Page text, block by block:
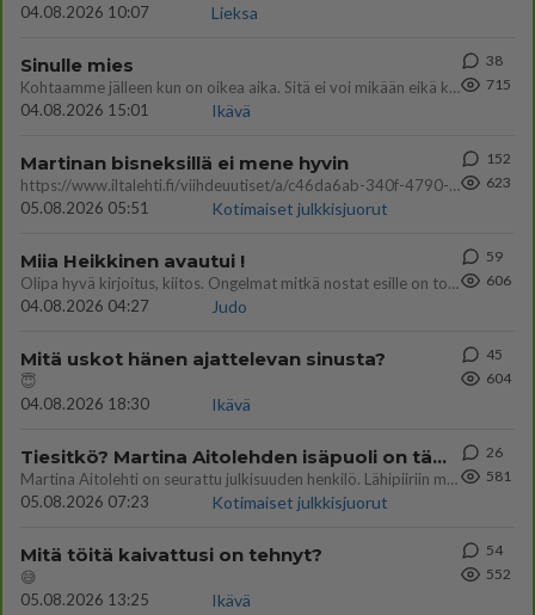
04.08.2026 10:07
Lieksa
Sinulle mies
Kohtaamme jälleen kun on oikea aika. Sitä ei voi mikään eikä kukaan estää <3 <3
04.08.2026 15:01
Ikävä
38
715
Martinan bisneksillä ei mene hyvin
https://www.iltalehti.fi/viihdeuutiset/a/c46da6ab-340f-4790-aaa7-0865eed2336 Yrityksen konkurssihakemus on tullut kärä
05.08.2026 05:51
Kotimaiset julkkisjuorut
152
623
Miia Heikkinen avautui !
Olipa hyvä kirjoitus, kiitos. Ongelmat mitkä nostat esille on todellisia ja tämä ylimielisyys totta ja se näkyy kaikessa
04.08.2026 04:27
Judo
59
606
Mitä uskot hänen ajattelevan sinusta?
😇
04.08.2026 18:30
Ikävä
45
604
Tiesitkö? Martina Aitolehden isäpuoli on tämä suosittu laulaja
Martina Aitolehti on seurattu julkisuuden henkilö. Lähipiiriin mahtuu muitakin tunnettuja henkilöitä. Tiesitkö, että Ma
05.08.2026 07:23
Kotimaiset julkkisjuorut
26
581
Mitä töitä kaivattusi on tehnyt?
😅
05.08.2026 13:25
Ikävä
54
552